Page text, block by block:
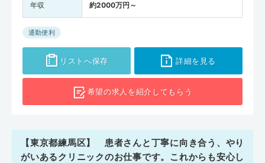
年収 約2000万円～
通勤便利
リストへ保存 詳細を見る
希望の求人を紹介してもらう
【東京都練馬区】 患者さんと丁寧に向き合う、やり
がいあるクリニックのお仕事です。これからも安心し